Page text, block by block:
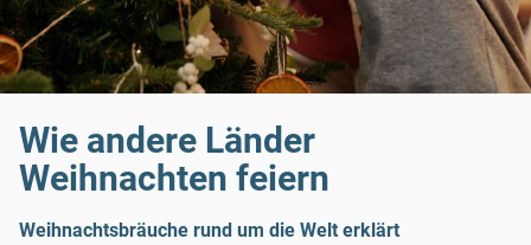
Wie andere Länder
Weihnachten feiern
Weihnachtsbräuche rund um die Welt erklärt